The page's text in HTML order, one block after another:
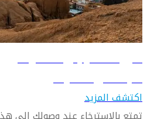
دليل السفر إلى الهفوف
تعرّف على الهفوف
اكتشف المزيد